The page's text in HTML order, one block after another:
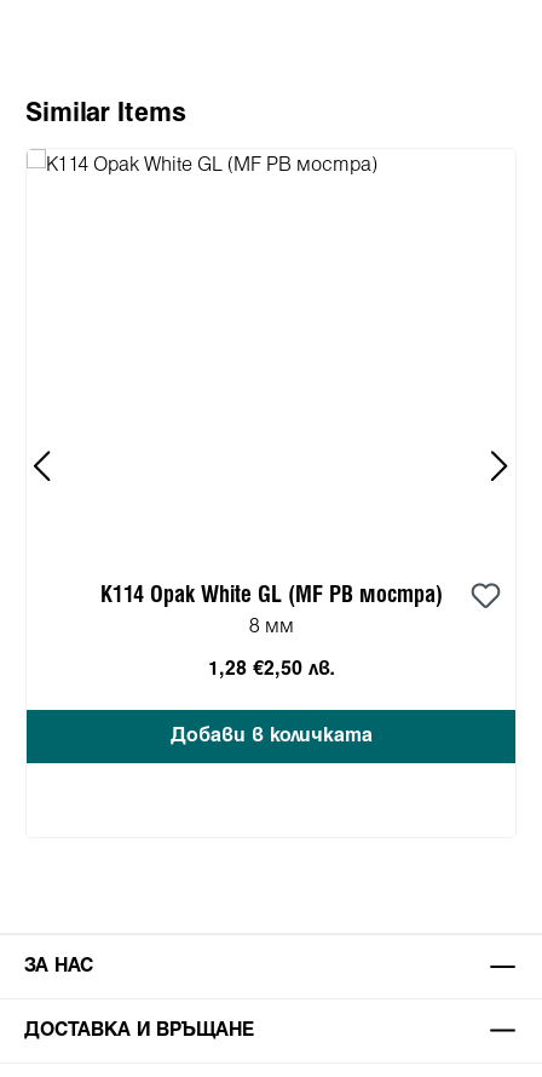
Пропуснете продуктовата галерия
Similar Items
K114 Opak White GL (MF PB мостра)
8 мм
1,28 €2,50 лв.
Добави в количката
ЗА НАС
ДОСТАВКА И ВРЪЩАНЕ